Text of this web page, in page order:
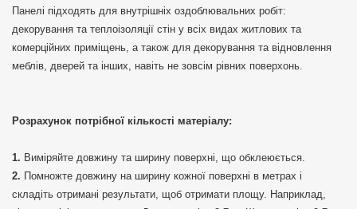
Панелі підходять для внутрішніх оздоблювальних робіт:
декорування та теплоізоляції стін у всіх видах житлових та
комерційних приміщень, а також для декорування та відновлення
меблів, дверей та інших, навіть не зовсім рівних поверхонь.
Розрахунок потрібної кількості матеріалу:
Виміряйте довжину та ширину поверхні, що обклеюється.
Помножте довжину на ширину кожної поверхні в метрах і
складіть отримані результати, щоб отримати площу. Наприклад,